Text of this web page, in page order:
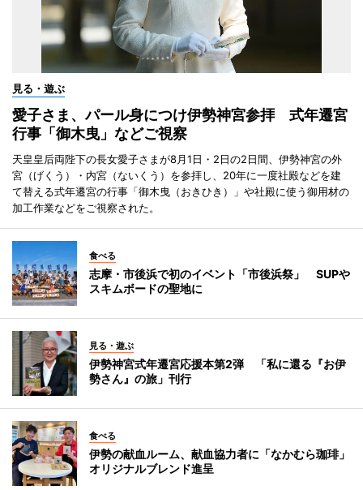
見る・遊ぶ
愛子さま、パール身につけ伊勢神宮参拝 式年遷宮
行事「御木曳」などご視察
天皇皇后両陛下の長女愛子さまが8月1日・2日の2日間、伊勢神宮の外
宮（げくう）・内宮（ないくう）を参拝し、20年に一度社殿などを建
て替える式年遷宮の行事「御木曳（おきひき）」や社殿に使う御用材の
加工作業などをご視察された。
食べる
志摩・市後浜で初のイベント「市後浜祭」 SUPや
スキムボードの聖地に
見る・遊ぶ
伊勢神宮式年遷宮応援本第2弾 「私に還る『お伊
勢さん』の旅」刊行
食べる
伊勢の献血ルーム、献血協力者に「なかむら珈琲」
オリジナルブレンド進呈